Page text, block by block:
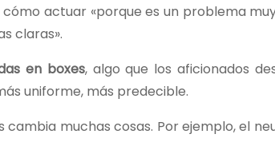
actuar «porque es un problema
claras».
en boxes, algo que los aficionados
uniforme, más predecible.
muchas cosas. Por ejemplo, el